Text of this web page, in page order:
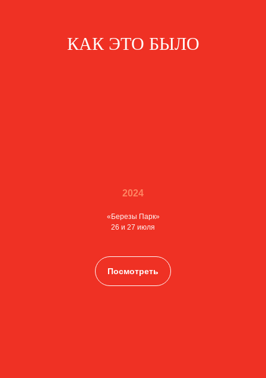
КАК ЭТО БЫЛО
2024
«Березы Парк»
26 и 27 июля
Посмотреть